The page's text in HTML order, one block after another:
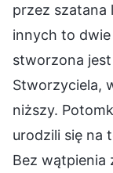
przez szatana
innych to dwie
stworzona
Stworzyciela,
niższy.
urodzili się na
Bez wątpienia